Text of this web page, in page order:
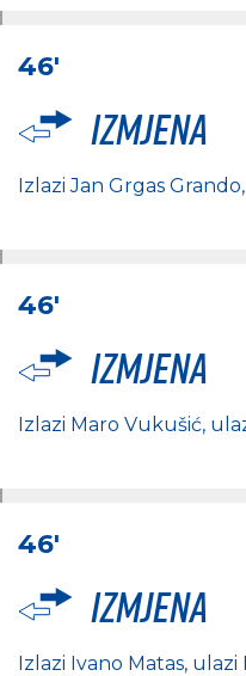
46'
Izmjena
IzlaziJan Grgas Grando
46'
Izmjena
Izlazi Maro Vukušić,
46'
Izmjena
Izlazi Ivano Matas, ulazi